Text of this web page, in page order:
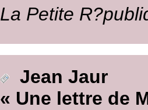
La Petite
Jean Jaur
« Une lettre de